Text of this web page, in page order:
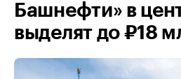
Башнефти» в
выделят до ₽18